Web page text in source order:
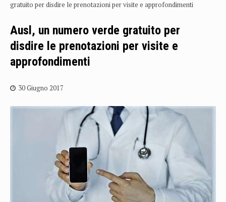
gratuito per disdire le prenotazioni per visite e approfondimenti
Ausl, un numero verde gratuito per
disdire le prenotazioni per visite e
approfondimenti
30 Giugno 2017